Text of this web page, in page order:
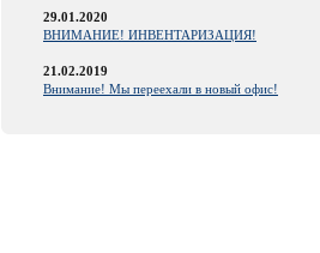
29.01.2020
ВНИМАНИЕ! ИНВЕНТАРИЗАЦИЯ!
21.02.2019
Внимание! Мы переехали в новый офис!